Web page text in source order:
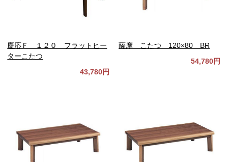
慶応Ｆ １２０ フラットヒー
ターこたつ
43,780円
薩摩 こたつ 120×80 BR
54,780円